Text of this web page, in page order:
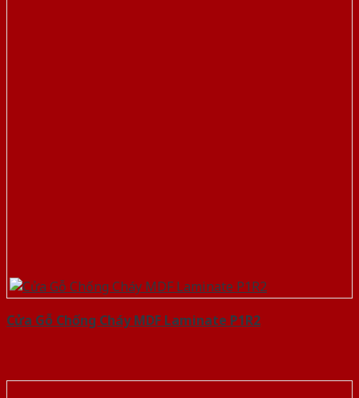
Cửa Gỗ Chống Cháy MDF Laminate P1R2